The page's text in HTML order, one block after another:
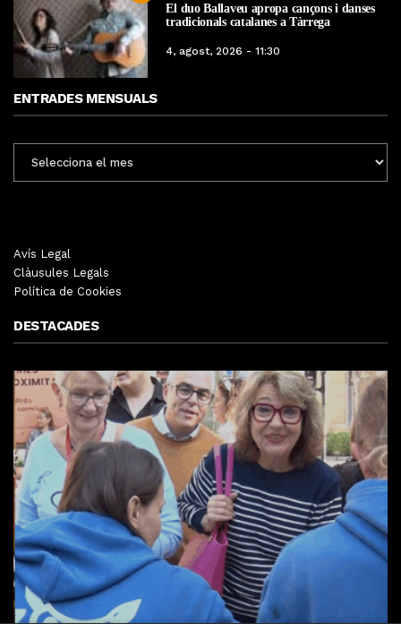
El duo Ballaveu apropa cançons i danses
tradicionals catalanes a Tàrrega
4, agost, 2026 - 11:30
ENTRADES MENSUALS
MENSUALS
Avís Legal
Clàusules Legals
Política de Cookies
DESTACADES